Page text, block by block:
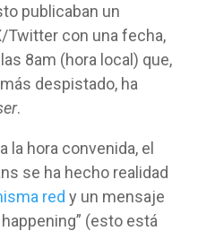
publicaban un
con una fecha,
8am (hora local) que,
despistado, ha
.
la hora convenida, el
se ha hecho realidad
red y un mensaje
(esto está